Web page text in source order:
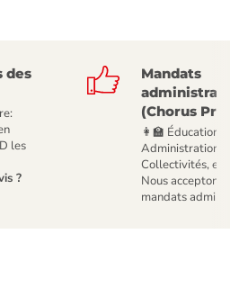
des
les
?
Mandats
(Chorus Pro)
👩‍🏫 Éducation,
Administrations,
Collectivités, etc
Nous acceptons
mandats